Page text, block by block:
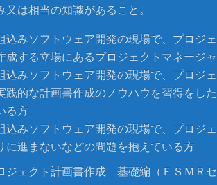
又は相当の知識があること。
込みソフトウェア開発の現場で、プロジ
成する立場にあるプロジェクトマネージ
込みソフトウェア開発の現場で、プロジ
践的な計画書作成のノウハウを習得をし
る方
込みソフトウェア開発の現場で、プロジ
に進まないなどの問題を抱えている方
ジェクト計画書作成 基礎編（ＥＳＭＲ